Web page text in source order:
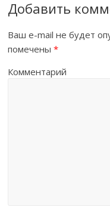
Добавить
Ваш e-mail не будет
помечены*
Комментарий